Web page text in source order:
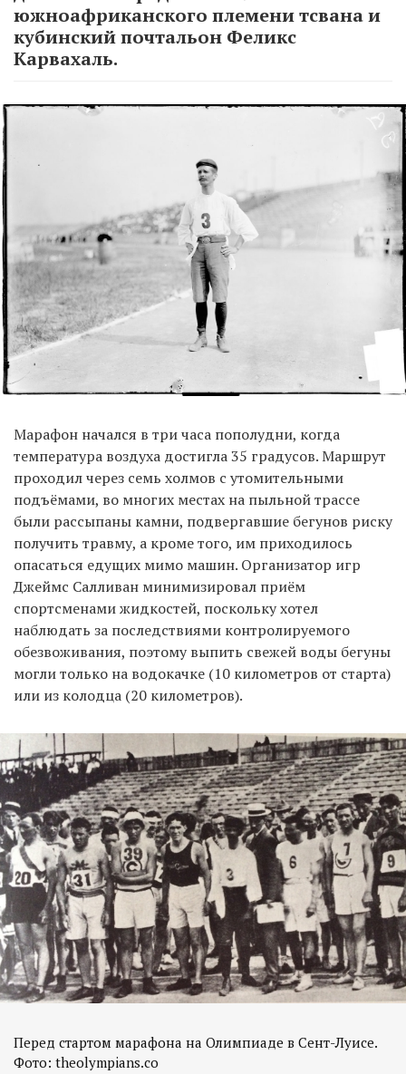
южноафриканского племени тсвана и
кубинский почтальон Феликс
Карвахаль.
Марафон начался в три часа пополудни, когда
температура воздуха достигла 35 градусов. Маршрут
проходил через семь холмов с утомительными
подъёмами, во многих местах на пыльной трассе
были рассыпаны камни, подвергавшие бегунов риску
получить травму, а кроме того, им приходилось
опасаться едущих мимо машин. Организатор игр
Джеймс Салливан минимизировал приём
спортсменами жидкостей, поскольку хотел
наблюдать за последствиями контролируемого
обезвоживания, поэтому выпить свежей воды бегуны
могли только на водокачке (10 километров от старта)
или из колодца (20 километров).
Перед стартом марафона на Олимпиаде в Сент-Луисе.
Фото: theolympians.co